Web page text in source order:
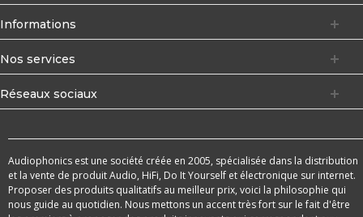
Informations
Nos services
Réseaux sociaux
Audiophonics est une société créée en 2005, spécialisée dans la distribution
et la vente de produit Audio, HiFi, Do It Yourself et électronique sur internet.
Proposer des produits qualitatifs au meilleur prix, voici la philosophie qui
nous guide au quotidien. Nous mettons un accent très fort sur le fait d'être